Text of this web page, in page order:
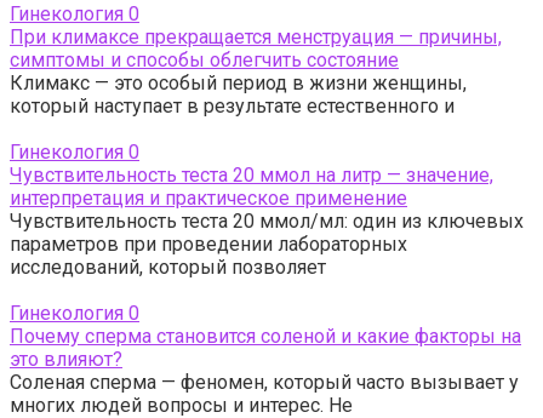
Гинекология 0
При климаксе прекращается менструация — причины,
симптомы и способы облегчить состояние
Климакс — это особый период в жизни женщины,
который наступает в результате естественного и
Гинекология 0
Чувствительность теста 20 ммол на литр — значение,
интерпретация и практическое применение
Чувствительность теста 20 ммол/мл: один из ключевых
параметров при проведении лабораторных
исследований, который позволяет
Гинекология 0
Почему сперма становится соленой и какие факторы на
это влияют?
Соленая сперма — феномен, который часто вызывает у
многих людей вопросы и интерес. Не